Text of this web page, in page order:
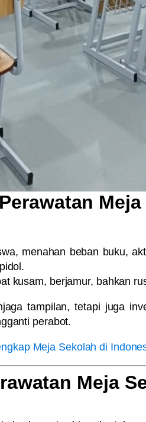
menahan beban buku,
kusam, berjamur, bahkan
tampilan, tetapi juga
perabot.
Meja Sekolah di
Meja